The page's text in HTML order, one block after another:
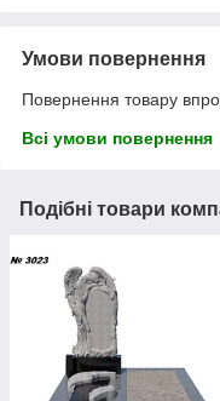
Умови повернення
Повернення товару
Всі умови повернення
Подібні товари